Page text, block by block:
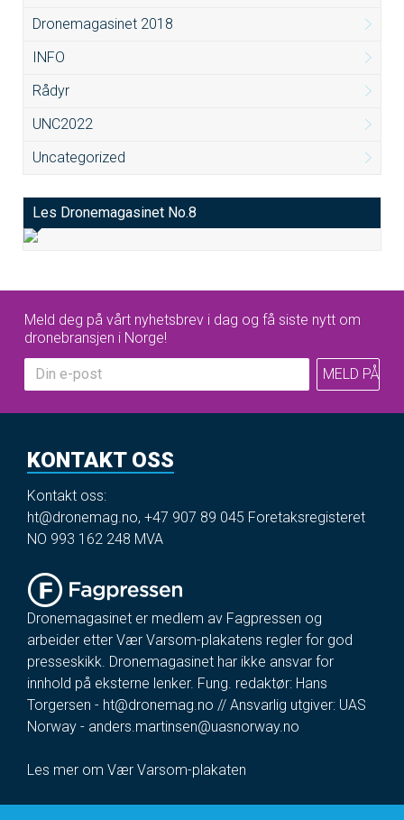
Dronemagasinet 2018
INFO
Rådyr
UNC2022
Uncategorized
Les Dronemagasinet No.8
Meld deg på vårt nyhetsbrev i dag og få siste nytt om
dronebransjen i Norge!
KONTAKT OSS
Kontakt oss:
ht@dronemag.no, +47 907 89 045 Foretaksregisteret
NO 993 162 248 MVA
Dronemagasinet er medlem av Fagpressen og
arbeider etter Vær Varsom-plakatens regler for god
presseskikk. Dronemagasinet har ikke ansvar for
innhold på eksterne lenker. Fung. redaktør: Hans
Torgersen - ht@dronemag.no // Ansvarlig utgiver: UAS
Norway - anders.martinsen@uasnorway.no
Les mer om Vær Varsom-plakaten